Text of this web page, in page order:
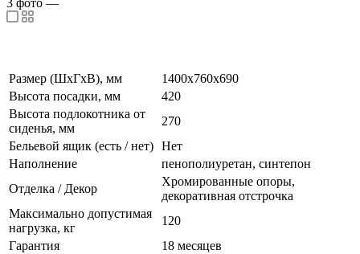
Размер (ШхГхВ), мм
1400х760х690
Высота посадки, мм
420
Высота подлокотника от
сиденья, мм
270
Бельевой ящик (есть / нет) Нет
Наполнение
пенополиуретан, синтепон
Отделка / Декор
Хромированные опоры,
декоративная отстрочка
Максимально допустимая
нагрузка, кг
120
Гарантия
18 месяцев